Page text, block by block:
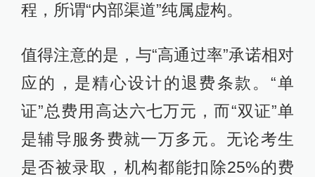
程，所谓“内部渠道”纯属虚构。
值得注意的是，与“高通过率”承诺相对
应的，是精心设计的退费条款。“单
证”总费用高达六七万元，而“双证”单
是辅导服务费就一万多元。无论考生
是否被录取，机构都能扣除25%的费